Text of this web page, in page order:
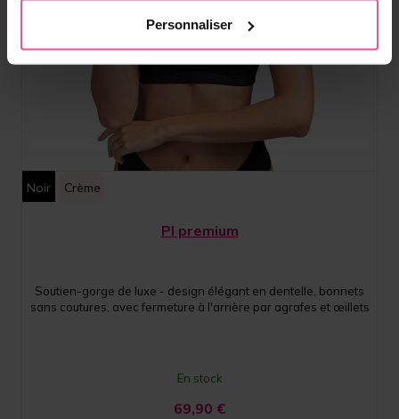
Personnaliser
Noir Crème
PI premium
Soutien-gorge de luxe - design élégant en dentelle, bonnets
sans coutures, avec fermeture à l'arrière par agrafes et œillets
En stock
69,90 €